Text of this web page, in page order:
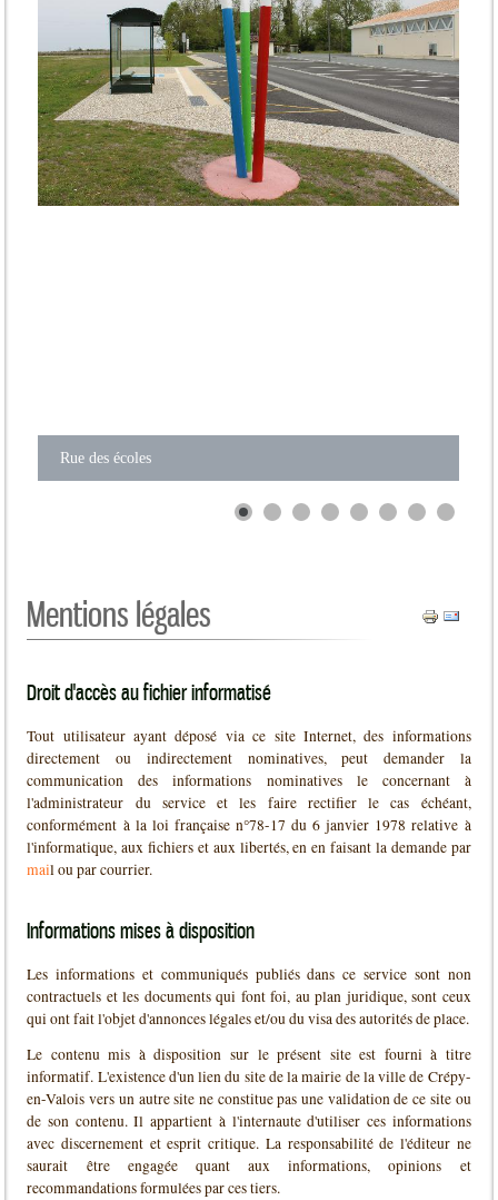
Rue des écoles
Mentions légales
Droit d'accès au fichier informatisé
Tout utilisateur ayant déposé via ce site Internet, des informations
directement ou indirectement nominatives, peut demander la
communication des informations nominatives le concernant à
l'administrateur du service et les faire rectifier le cas échéant,
conformément à la loi française n°78-17 du 6 janvier 1978 relative à
l'informatique, aux fichiers et aux libertés, en en faisant la demande par
mail ou par courrier.
Informations mises à disposition
Les informations et communiqués publiés dans ce service sont non
contractuels et les documents qui font foi, au plan juridique, sont ceux
qui ont fait l'objet d'annonces légales et/ou du visa des autorités de place.
Le contenu mis à disposition sur le présent site est fourni à titre
informatif. L'existence d'un lien du site de la mairie de la ville de Crépy-
en-Valois vers un autre site ne constitue pas une validation de ce site ou
de son contenu. Il appartient à l'internaute d'utiliser ces informations
avec discernement et esprit critique. La responsabilité de l'éditeur ne
saurait être engagée quant aux informations, opinions et
recommandations formulées par ces tiers.